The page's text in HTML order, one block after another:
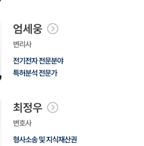
엄세웅
변리사
전기전자 전문분야
특허분석 전문가
최정우
변호사
형사소송 및 지식재산권